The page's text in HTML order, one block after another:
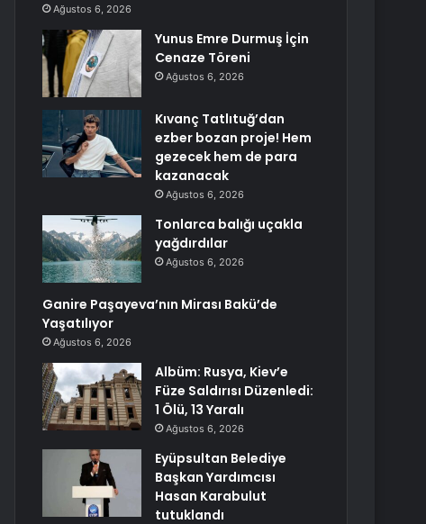
Ağustos 6, 2026
Yunus Emre Durmuş İçin
Cenaze Töreni
Ağustos 6, 2026
Kıvanç Tatlıtuğ’dan
ezber bozan proje! Hem
gezecek hem de para
kazanacak
Ağustos 6, 2026
Tonlarca balığı uçakla
yağdırdılar
Ağustos 6, 2026
Ganire Paşayeva’nın Mirası Bakü’de
Yaşatılıyor
Ağustos 6, 2026
Albüm: Rusya, Kiev’e
Füze Saldırısı Düzenledi:
1 Ölü, 13 Yaralı
Ağustos 6, 2026
Eyüpsultan Belediye
Başkan Yardımcısı
Hasan Karabulut
tutuklandı